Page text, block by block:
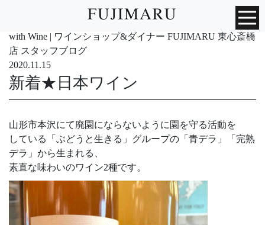
with Wine | ワインショップ&ダイナー FUJIMARU 東心斎橋
店 スタッフブログ
2020.11.15
新着★日本ワイン
山形市本沢にて廃園にならないように園を守る活動を
している「ぶどうと生きる」グループの「青デラ」「完熟
デラ」から生まれる、
素直な味わいのワイン2種です。